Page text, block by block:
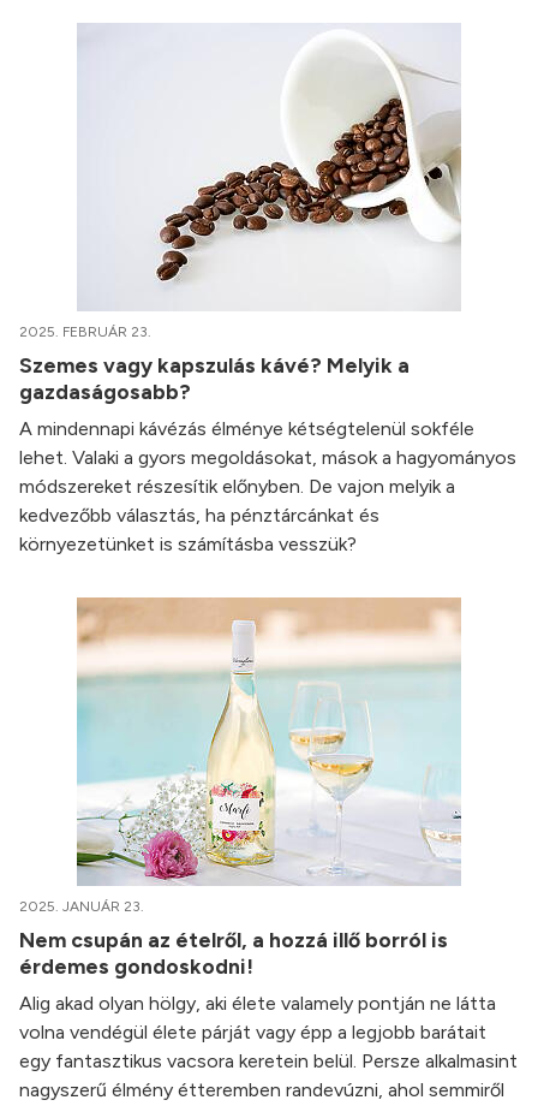
2025. FEBRUÁR 23.
Szemes vagy kapszulás kávé? Melyik a
gazdaságosabb?
A mindennapi kávézás élménye kétségtelenül sokféle
lehet. Valaki a gyors megoldásokat, mások a hagyományos
módszereket részesítik előnyben. De vajon melyik a
kedvezőbb választás, ha pénztárcánkat és
környezetünket is számításba vesszük?
2025. JANUÁR 23.
Nem csupán az ételről, a hozzá illő borról is
érdemes gondoskodni!
Alig akad olyan hölgy, aki élete valamely pontján ne látta
volna vendégül élete párját vagy épp a legjobb barátait
egy fantasztikus vacsora keretein belül. Persze alkalmasint
nagyszerű élmény étteremben randevúzni, ahol semmiről